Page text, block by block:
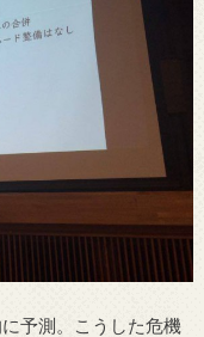
予測。こうした危機